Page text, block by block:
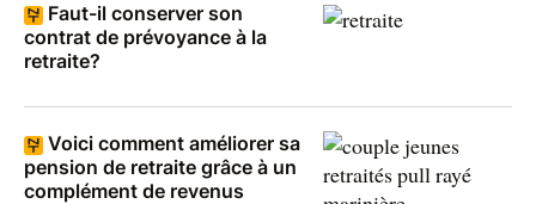
Faut-il conserver son
contrat de prévoyance à la
retraite?
Voici comment améliorer sa
pension de retraite grâce à un
complément de revenus